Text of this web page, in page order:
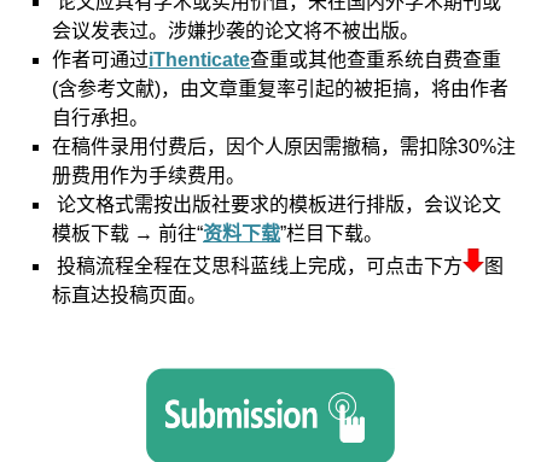
会议发表过。涉嫌抄袭的论文将不被出版。
作者可通过iThenticate查重或其他查重系统自费查重
(含参考文献)，由文章重复率引起的被拒搞，将由作者
自行承担。
在稿件录用付费后，因个人原因需撤稿，需扣除30%注
册费用作为手续费用。
论文格式需按出版社要求的模板进行排版，会议论文
模板下载 → 前往“资料下载”栏目下载。
投稿流程全程在艾思科蓝线上完成，可点击下方
图
标直达投稿页面。